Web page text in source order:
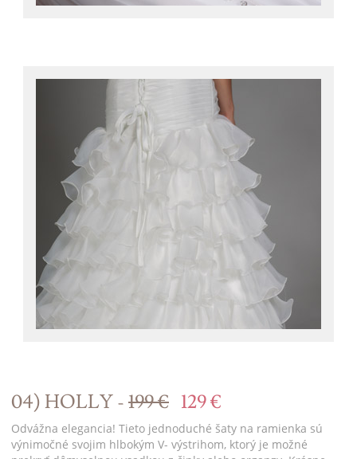
04) HOLLY -199 € 129 €
Odvážna elegancia! Tieto jednoduché šaty na ramienka sú
výnimočné svojim hlbokým V- výstrihom, ktorý je možné